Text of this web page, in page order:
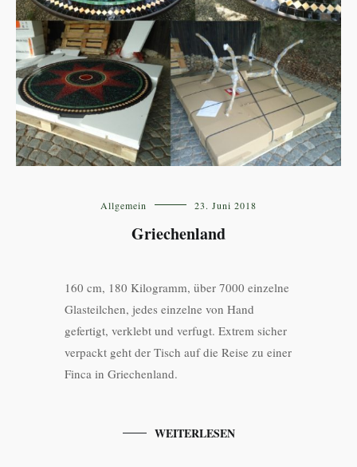
Allgemein 23. Juni 2018
Griechenland
160 cm, 180 Kilogramm, über 7000 einzelne
Glasteilchen, jedes einzelne von Hand
gefertigt, verklebt und verfugt. Extrem sicher
verpackt geht der Tisch auf die Reise zu einer
Finca in Griechenland.
WEITERLESEN